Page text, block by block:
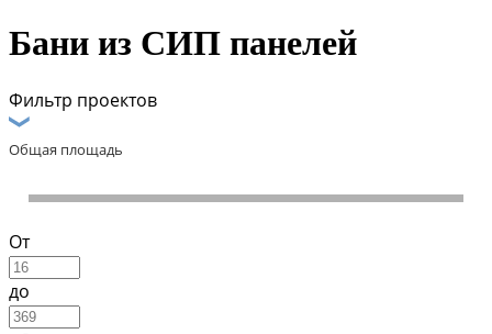
Бани из СИП панелей
Фильтр проектов
Общая площадь
От
до